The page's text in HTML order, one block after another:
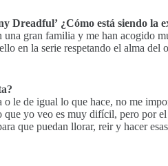
Dreadful’ ¿Cómo está siendo la
gran familia y me han acogido
en la serie respetando el alma
le de igual lo que hace, no me
yo veo es muy difícil, pero por
que puedan llorar, reir y hacer